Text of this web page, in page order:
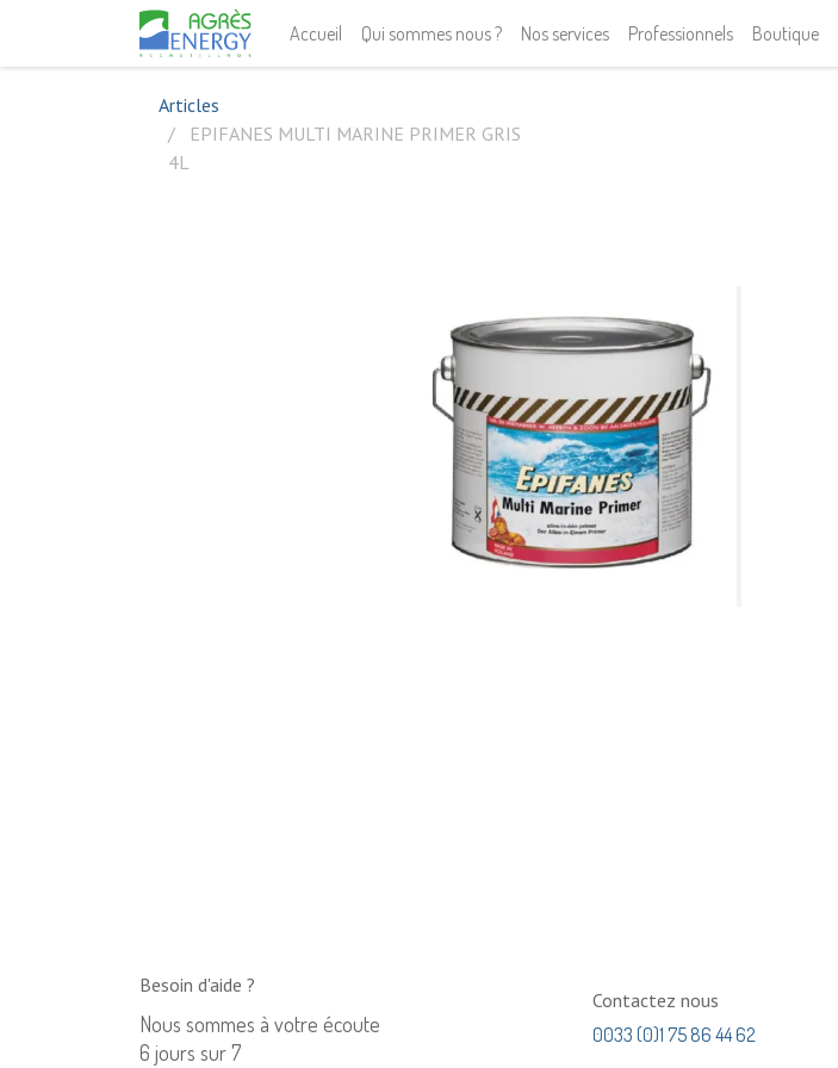
Accueil Qui sommes nous ? Nos services Professionnels Boutique
Articles
EPIFANES MULTI MARINE PRIMER GRIS
4L
Besoin d'aide ?
Nous sommes à votre écoute
6 jours sur 7
Contactez nous
0033 (0)1 75 86 44 62